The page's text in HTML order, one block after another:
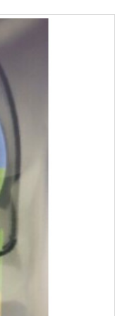
utilisons
utilisons des
améliorer votre
vous montrer un
pour analyser le
provenance de nos